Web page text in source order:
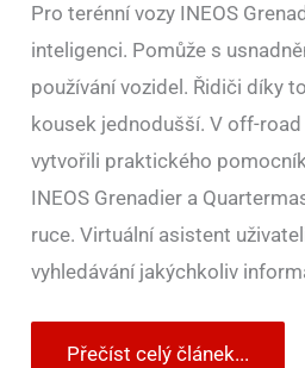
Pro terénní vozy INEOS
inteligenci. Pomůže s
používání vozidel. Řidiči díky
kousek jednodušší. V off-
vytvořili praktického
INEOS Grenadier a
ruce. Virtuální asistent
vyhledávání jakýchkoliv
Přečíst celý článek...